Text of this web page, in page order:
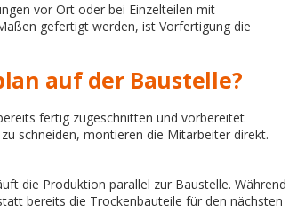
vor Ort oder bei Einzelteilen mit
gefertigt werden, ist Vorfertigung die
auf der Baustelle?
fertig zugeschnitten und vorbereitet
schneiden, montieren die Mitarbeiter direkt.
die Produktion parallel zur Baustelle. Während
bereits die Trockenbauteile für den nächsten